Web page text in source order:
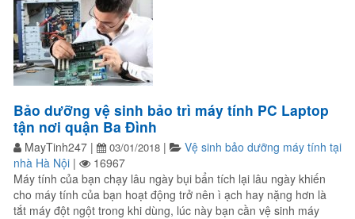
Bảo dưỡng vệ sinh bảo trì máy tính PC Laptop
tận nơi quận Ba Đình
MayTinh247 | 03/01/2018 |
Vệ sinh bảo dưỡng máy tính tại
nhà Hà Nội |
16967
Máy tính của bạn chạy lâu ngày bụi bẩn tích lại lâu ngày khiến
cho máy tính của bạn hoạt động trở nên ì ạch hay nặng hơn là
tắt máy đột ngột trong khi dùng, lúc này bạn cần vệ sinh máy